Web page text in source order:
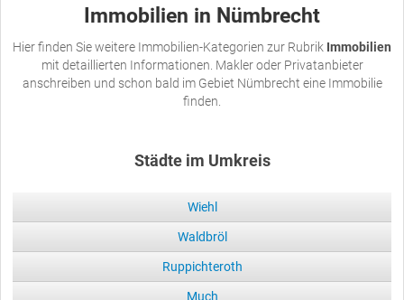
Immobilien in Nümbrecht
Hier finden Sie weitere Immobilien-Kategorien zur Rubrik Immobilien
mit detaillierten Informationen. Makler oder Privatanbieter
anschreiben und schon bald im Gebiet Nümbrecht eine Immobilie
finden.
Städte im Umkreis
Wiehl
Waldbröl
Ruppichteroth
Much